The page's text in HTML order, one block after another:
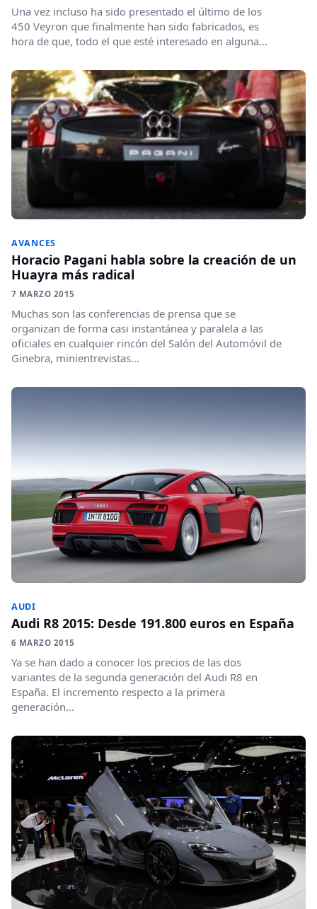
Una vez incluso ha sido presentado el último de los
450 Veyron que finalmente han sido fabricados, es
hora de que, todo el que esté interesado en alguna...
AVANCES
Horacio Pagani habla sobre la creación de un
Huayra más radical
7 MARZO 2015
Muchas son las conferencias de prensa que se
organizan de forma casi instantánea y paralela a las
oficiales en cualquier rincón del Salón del Automóvil de
Ginebra, minientrevistas...
AUDI
Audi R8 2015: Desde 191.800 euros en España
6 MARZO 2015
Ya se han dado a conocer los precios de las dos
variantes de la segunda generación del Audi R8 en
España. El incremento respecto a la primera
generación...